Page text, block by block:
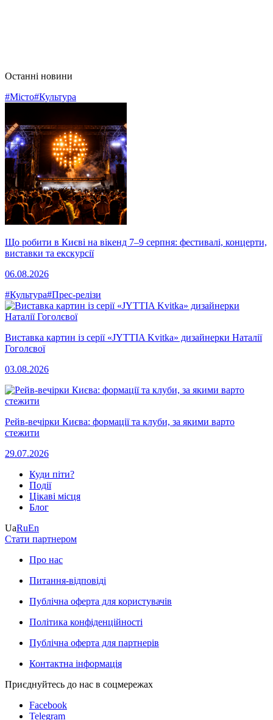
Останні новини
#Місто#Культура
Що робити в Києві на вікенд 7–9 серпня: фестивалі, концерти,
виставки та екскурсії
06.08.2026
#Культура#Прес-релізи
Виставка картин із серії «JYTTIA Kvitka» дизайнерки Наталії
Гоголєвої
03.08.2026
Рейв-вечірки Києва: формації та клуби, за якими варто
стежити
29.07.2026
Куди піти?
Події
Цікаві місця
Блог
UaRuEn
Стати партнером
Про нас
Питання-відповіді
Публічна оферта для користувачів
Політика конфіденційності
Публічна оферта для партнерів
Контактна інформація
Приєднуйтесь до нас в соцмережах
Facebook
Telegram